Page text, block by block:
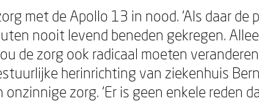
met de Apollo 13 in nood. ‘Als daar de
nooit levend beneden gekregen.
de zorg ook radicaal moeten
herinrichting van ziekenhuis
zorg. ‘Er is geen enkele reden